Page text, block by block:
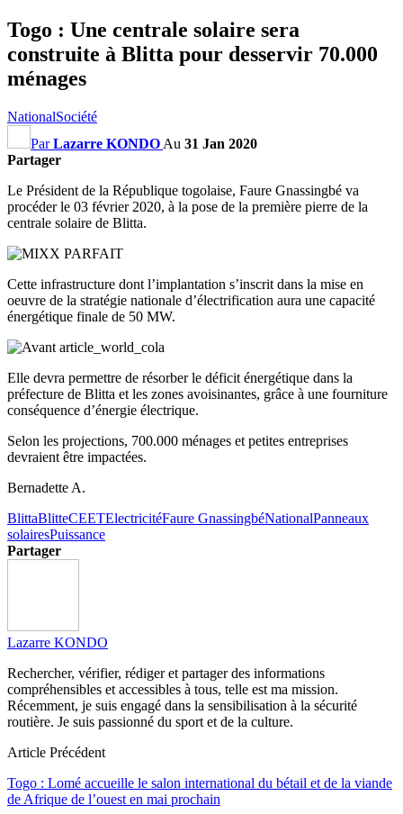
Togo : Une centrale solaire sera
construite à Blitta pour desservir 70.000
ménages
NationalSociété
ParLazarre KONDO Au 31 Jan 2020
Partager
Le Président de la République togolaise, Faure Gnassingbé va
procéder le 03 février 2020, à la pose de la première pierre de la
centrale solaire de Blitta.
Cette infrastructure dont l’implantation s’inscrit dans la mise en
oeuvre de la stratégie nationale d’électrification aura une capacité
énergétique finale de 50 MW.
Elle devra permettre de résorber le déficit énergétique dans la
préfecture de Blitta et les zones avoisinantes, grâce à une fourniture
conséquence d’énergie électrique.
Selon les projections, 700.000 ménages et petites entreprises
devraient être impactées.
Bernadette A.
BlittaBlitteCEETElectricitéFaure GnassingbéNationalPanneaux
solairesPuissance
Partager
Lazarre KONDO
Rechercher, vérifier, rédiger et partager des informations
compréhensibles et accessibles à tous, telle est ma mission.
Récemment, je suis engagé dans la sensibilisation à la sécurité
routière. Je suis passionné du sport et de la culture.
Article Précédent
Togo : Lomé accueille le salon international du bétail et de la viande
de Afrique de l’ouest en mai prochain